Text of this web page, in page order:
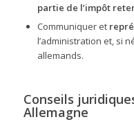
partie de l’impôt
Communiquer et
l’administration et, si
allemands.
Conseils
Allemagne